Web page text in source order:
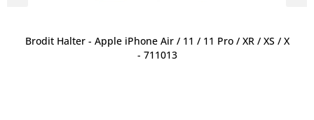
Brodit Halter - Apple iPhone Air / 11 / 11 Pro / XR / XS / X
- 711013